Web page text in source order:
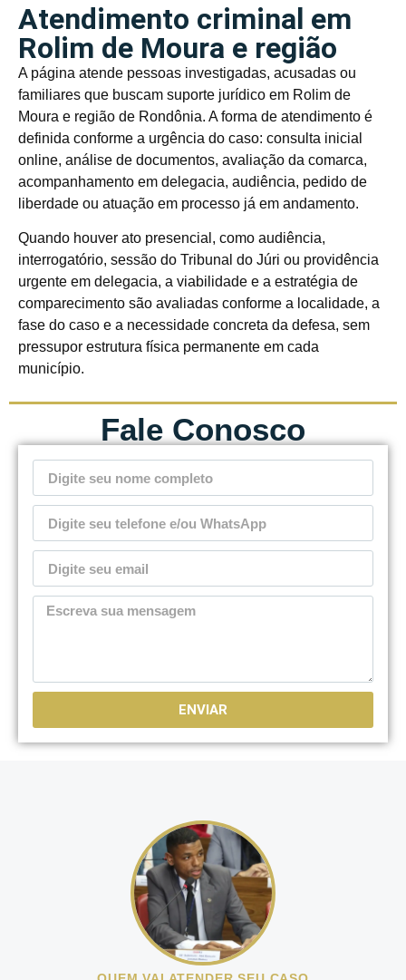
Atendimento criminal em
Rolim de Moura e região
A página atende pessoas investigadas, acusadas ou
familiares que buscam suporte jurídico em Rolim de
Moura e região de Rondônia. A forma de atendimento é
definida conforme a urgência do caso: consulta inicial
online, análise de documentos, avaliação da comarca,
acompanhamento em delegacia, audiência, pedido de
liberdade ou atuação em processo já em andamento.
Quando houver ato presencial, como audiência,
interrogatório, sessão do Tribunal do Júri ou providência
urgente em delegacia, a viabilidade e a estratégia de
comparecimento são avaliadas conforme a localidade, a
fase do caso e a necessidade concreta da defesa, sem
pressupor estrutura física permanente em cada
município.
Fale Conosco
ENVIAR